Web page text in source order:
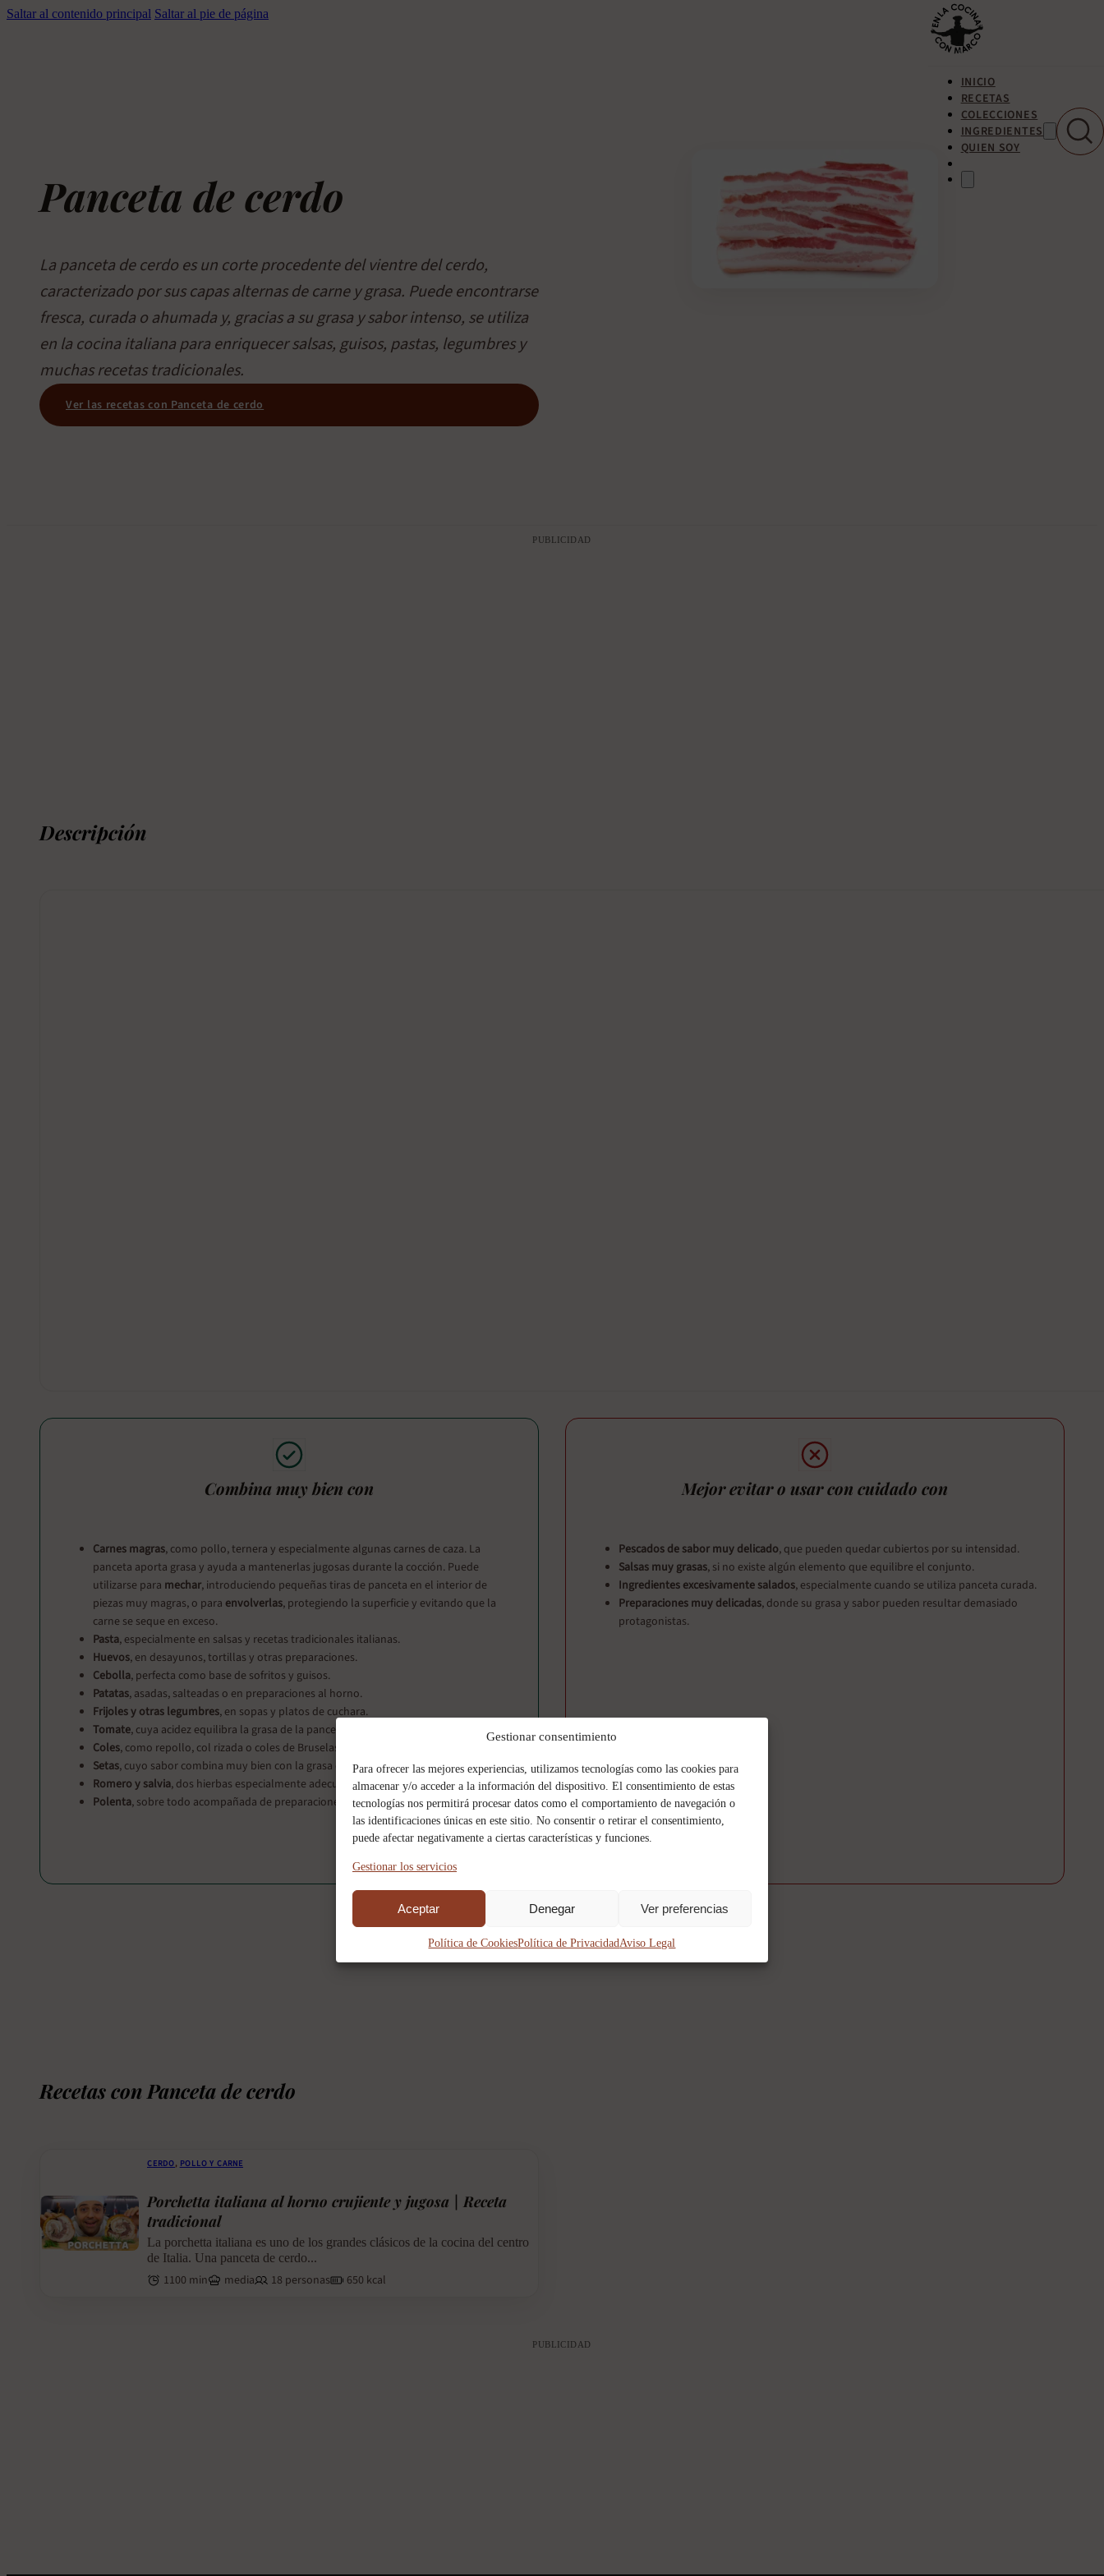
Gestionar consentimiento
Para ofrecer las mejores experiencias, utilizamos tecnologías como las cookies para
almacenar y/o acceder a la información del dispositivo. El consentimiento de estas
tecnologías nos permitirá procesar datos como el comportamiento de navegación o
las identificaciones únicas en este sitio. No consentir o retirar el consentimiento,
puede afectar negativamente a ciertas características y funciones.
Gestionar los servicios
Aceptar Denegar Ver preferencias
Política de CookiesPolítica de PrivacidadAviso Legal
Saltar al contenido principal Saltar al pie de página
INICIO
RECETAS
COLECCIONES
INGREDIENTES
QUIEN SOY
Panceta de cerdo
La panceta de cerdo es un corte procedente del vientre del cerdo,
caracterizado por sus capas alternas de carne y grasa. Puede encontrarse
fresca, curada o ahumada y, gracias a su grasa y sabor intenso, se utiliza
en la cocina italiana para enriquecer salsas, guisos, pastas, legumbres y
muchas recetas tradicionales.
Ver las recetas con Panceta de cerdo
PUBLICIDAD
Descripción
Combina muy bien con
Carnes magras, como pollo, ternera y especialmente algunas carnes de caza. La
panceta aporta grasa y ayuda a mantenerlas jugosas durante la cocción. Puede
utilizarse para mechar, introduciendo pequeñas tiras de panceta en el interior de
piezas muy magras, o para envolverlas, protegiendo la superficie y evitando que la
carne se seque en exceso.
Pasta, especialmente en salsas y recetas tradicionales italianas.
Huevos, en desayunos, tortillas y otras preparaciones.
Cebolla, perfecta como base de sofritos y guisos.
Patatas, asadas, salteadas o en preparaciones al horno.
Frijoles y otras legumbres, en sopas y platos de cuchara.
Tomate, cuya acidez equilibra la grasa de la panceta.
Coles, como repollo, col rizada o coles de Bruselas.
Setas, cuyo sabor combina muy bien con la grasa del cerdo.
Romero y salvia, dos hierbas especialmente adecuadas para el cerdo.
Polenta, sobre todo acompañada de preparaciones rústicas y sabrosas.
Mejor evitar o usar con cuidado con
Pescados de sabor muy delicado, que pueden quedar cubiertos por su intensidad.
Salsas muy grasas, si no existe algún elemento que equilibre el conjunto.
Ingredientes excesivamente salados, especialmente cuando se utiliza panceta curada.
Preparaciones muy delicadas, donde su grasa y sabor pueden resultar demasiado
protagonistas.
PUBLICIDAD
Recetas con Panceta de cerdo
CERDO, POLLO Y CARNE
Porchetta italiana al horno crujiente y jugosa | Receta
tradicional
La porchetta italiana es uno de los grandes clásicos de la cocina del centro
de Italia. Una panceta de cerdo...
1100 min media 18 personas 650 kcal
PUBLICIDAD